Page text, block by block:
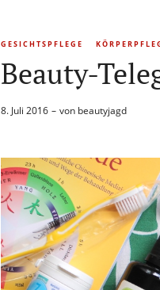
GESICHTSPFLEGE
Beauty-
8. Juli 2016 von beautyjagd